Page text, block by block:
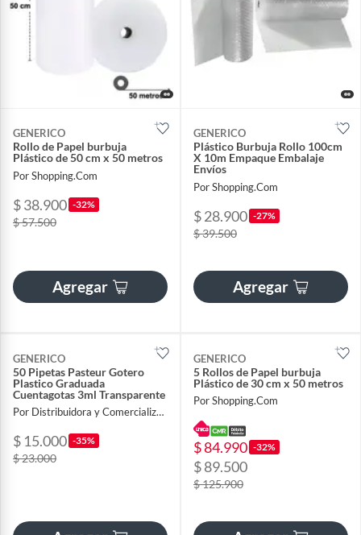
GENERICO
Rollo de Papel burbuja
Plástico de 50 cm x 50 metros
Por Shopping.Com
$ 38.900 -32%
$ 57.500
Agregar
GENERICO
Plástico Burbuja Rollo 100cm
X 10m Empaque Embalaje
Envíos
Por Shopping.Com
$ 28.900 -27%
$ 39.500
Agregar
GENERICO
50 Pipetas Pasteur Gotero
Plastico Graduada
Cuentagotas 3ml Transparente
Por Distribuidora y Comercializadora Glowbox
$ 15.000 -35%
$ 23.000
GENERICO
5 Rollos de Papel burbuja
Plástico de 30 cm x 50 metros
Por Shopping.Com
$ 84.990 -32%
$ 89.500
$ 125.900